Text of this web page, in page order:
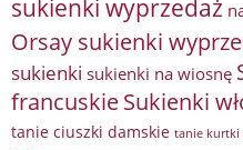
sukienki wyprzedaż
Orsay sukienki
sukienki sukienki na wiosnę
francuskieSukienki
tanie ciuszki damskie tanie kurtki